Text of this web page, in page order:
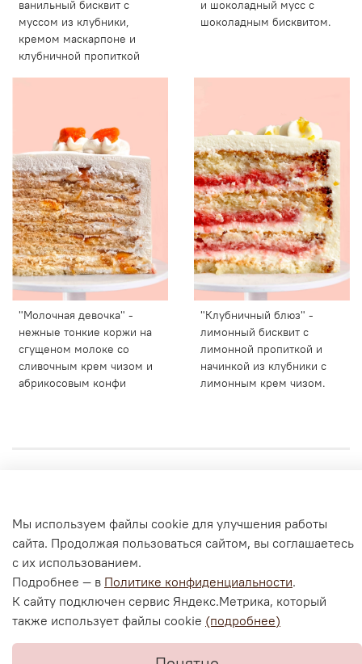
В корзину
ванильный бисквит с
муссом из клубники,
кремом маскарпоне и
клубничной пропиткой
и шоколадный мусс с
шоколадным бисквитом.
"Молочная девочка" -
нежные тонкие коржи на
сгущеном молоке со
сливочным крем чизом и
абрикосовым конфи
"Клубничный блюз" -
лимонный бисквит с
лимонной пропиткой и
начинкой из клубники с
лимонным крем чизом.
Согласие на обработку персональных данных
Политика конфиденциальности и оферта
Согласие на ОПД с помощью «Яндекс.Метрика»
Мы используем файлы cookie для улучшения работы
сайта. Продолжая пользоваться сайтом, вы соглашаетесь
с их использованием.
Подробнее — в Политике конфиденциальности.
К сайту подключен сервис Яндекс.Метрика, который
также использует файлы cookie (подробнее)